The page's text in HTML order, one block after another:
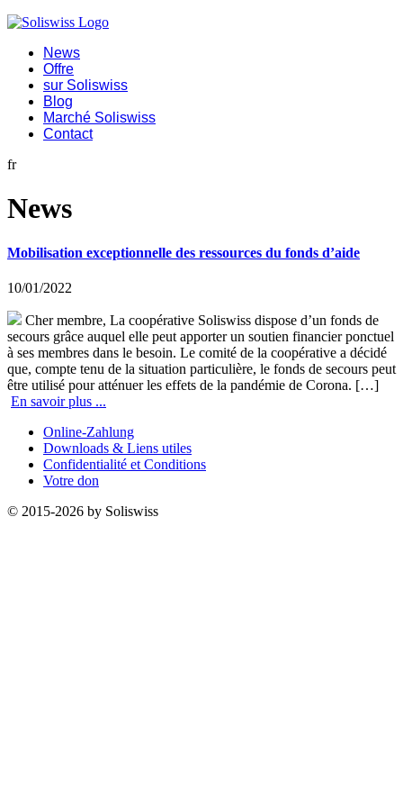
News
Offre
sur Soliswiss
Blog
Marché Soliswiss
Contact
fr
News
Mobilisation exceptionnelle des ressources du fonds d’aide
10/01/2022
Cher membre, La coopérative Soliswiss dispose d’un fonds de
secours grâce auquel elle peut apporter un soutien financier ponctuel
à ses membres dans le besoin. Le comité de la coopérative a décidé
que, compte tenu de la situation particulière, le fonds de secours peut
être utilisé pour atténuer les effets de la pandémie de Corona. […]
En savoir plus ...
Online-Zahlung
Downloads & Liens utiles
Confidentialité et Conditions
Votre don
© 2015-2026 by Soliswiss